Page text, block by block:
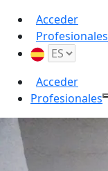
Acceder
Profesionales
Acceder
Profesionales